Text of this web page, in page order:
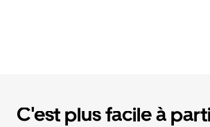
C'est plus facile à